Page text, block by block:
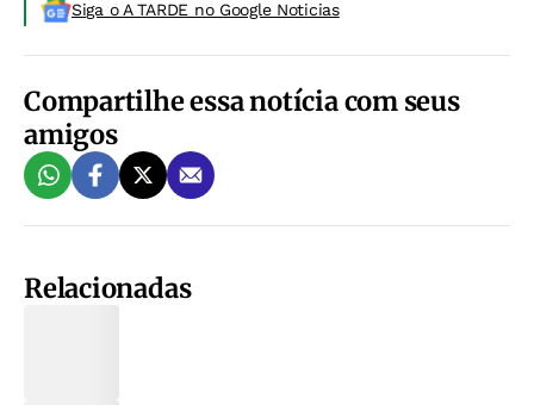
Siga o A TARDE no Google Noticias
Compartilhe essa notícia com seus
amigos
Relacionadas